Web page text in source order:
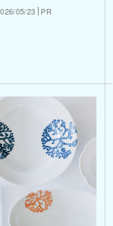
05/23 PR